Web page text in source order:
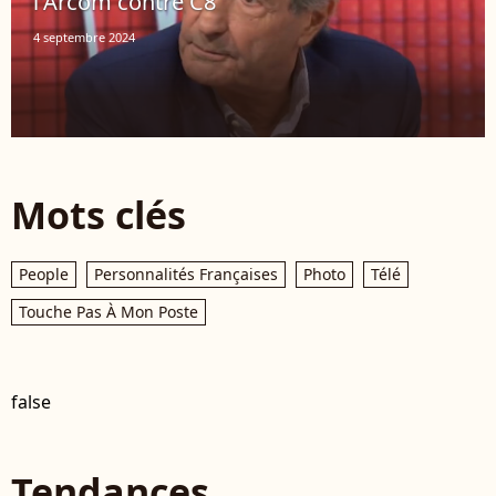
4 septembre 2024
Mots clés
People Personnalités Françaises Photo
Télé
Touche Pas À Mon Poste
false